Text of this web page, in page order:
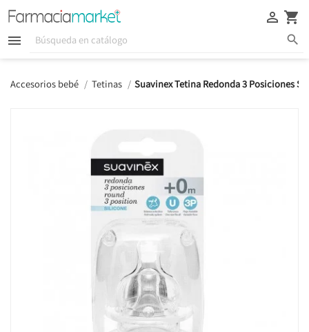
  
 
Accesorios bebé Tetinas Suavinex Tetina Redonda 3 Posiciones